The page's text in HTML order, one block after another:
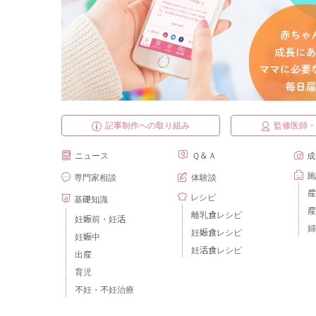
記事制作への取り組み 監修医師
ニュース
専門家相談
基礎知識
妊娠前・妊活
妊娠中
出産
育児
不妊・不妊治療
Ｑ＆Ａ
体験談
レシピ
離乳食レシピ
妊娠食レシピ
妊活食レシピ